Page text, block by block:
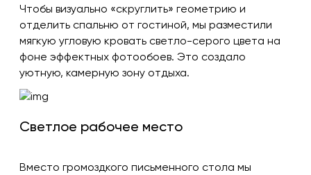
Чтобы визуально «скруглить» геометрию и
отделить спальню от гостиной, мы разместили
мягкую угловую кровать светло-серого цвета на
фоне эффектных фотообоев. Это создало
уютную, камерную зону отдыха.
Светлое рабочее место
Вместо громоздкого письменного стола мы